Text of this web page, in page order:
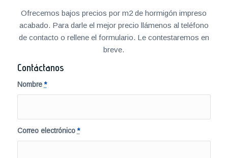
Ofrecemos bajos precios por m2 de hormigón impreso
acabado. Para darle el mejor precio llámenos al teléfono
de contacto o rellene el formulario. Le contestaremos en
breve.
Contáctanos
Nombre*
Correo electrónico*